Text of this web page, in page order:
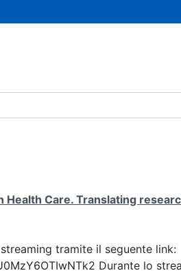
Care. Translating
tramite il seguente link:
Durante lo